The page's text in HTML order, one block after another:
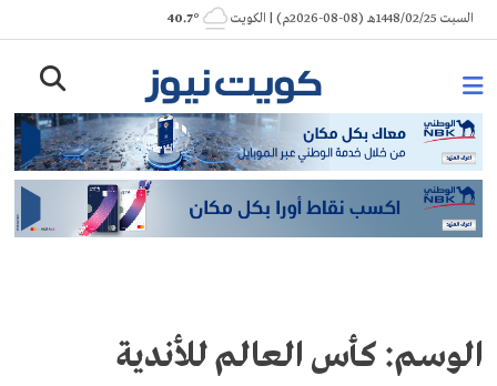
Skip
to
السبت 1448/02/25هـ (08-08-2026م) | الكويت ° 40.7
الوسم: كأس العالم للأندية